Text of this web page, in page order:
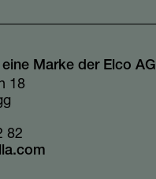
Marke der Elco AG
18
82